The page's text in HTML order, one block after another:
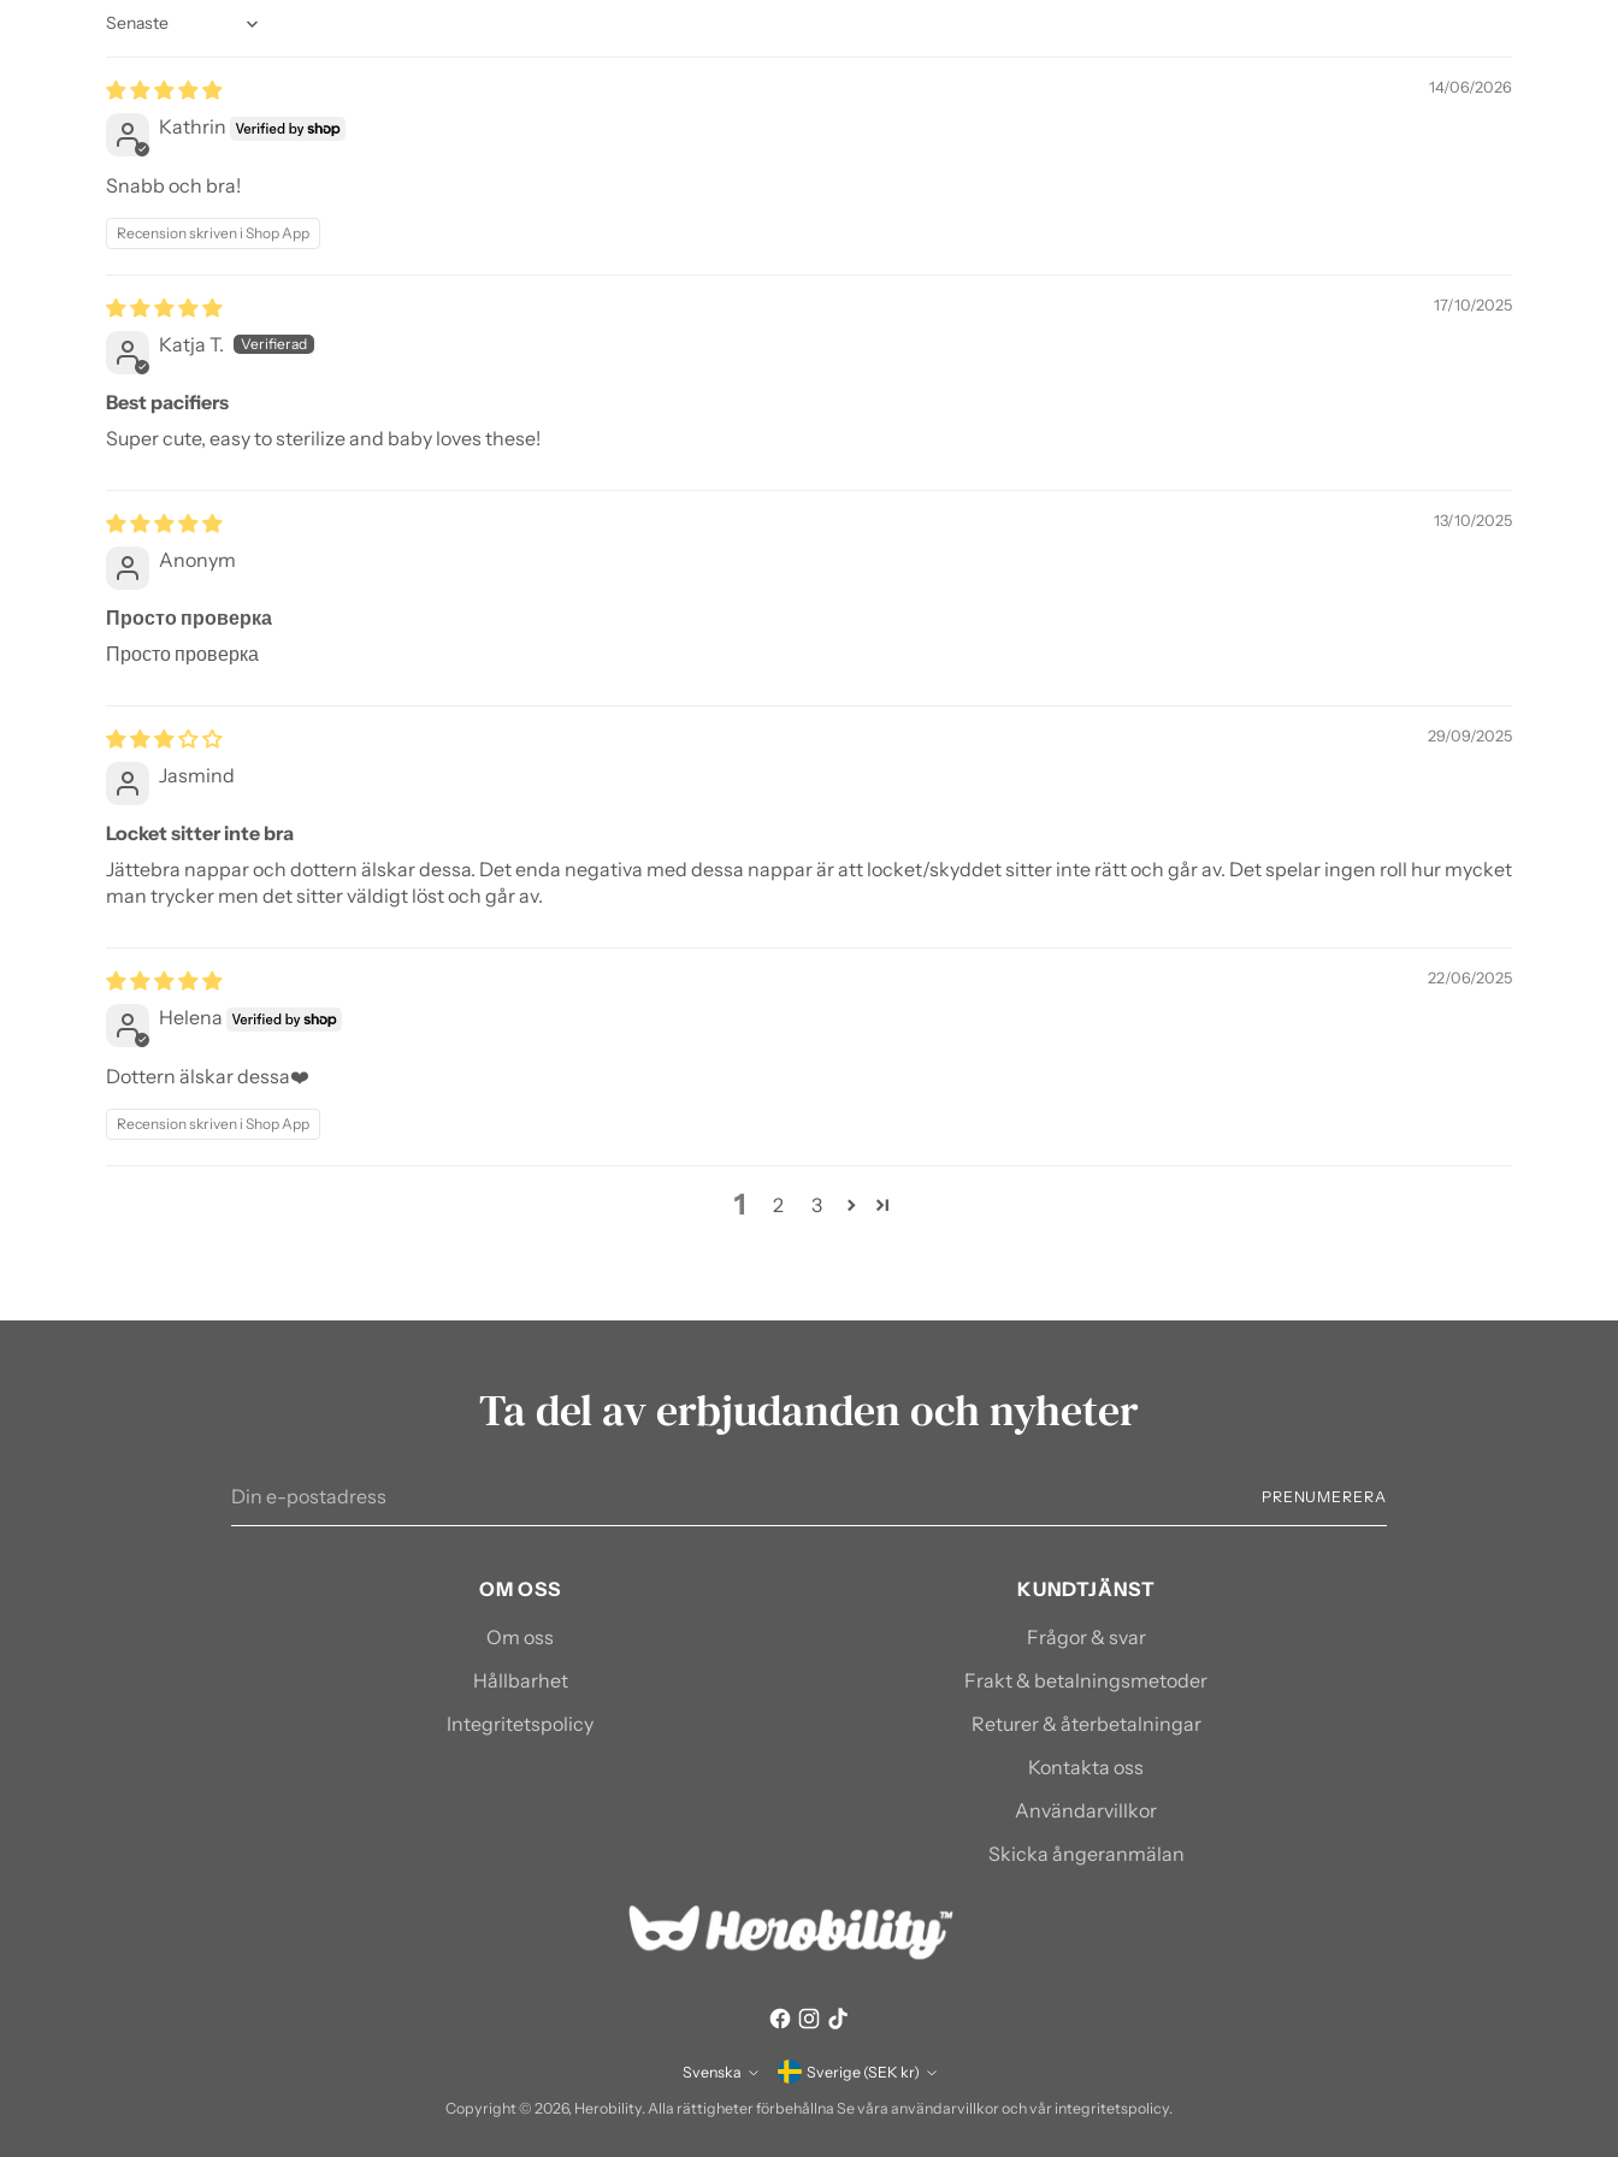
Sort by
14/06/2026
Kathrin
Snabb och bra!
Recension skriven i Shop App
17/10/2025
Katja T.
Best pacifiers
Super cute, easy to sterilize and baby loves these!
13/10/2025
Anonym
Просто проверка
Просто проверка
29/09/2025
Jasmind
Locket sitter inte bra
Jättebra nappar och dottern älskar dessa. Det enda negativa med dessa nappar är att locket/skyddet sitter inte rätt och går av. Det spelar ingen roll hur mycket
man trycker men det sitter väldigt löst och går av.
22/06/2025
Helena
Dottern älskar dessa❤️
Recension skriven i Shop App
1 2 3
Ta del av erbjudanden och nyheter
e-
PRENUMERERA
OM OSS
Om oss
Hållbarhet
Integritetspolicy
KUNDTJÄNST
Frågor & svar
Frakt & betalningsmetoder
Returer & återbetalningar
Kontakta oss
Användarvillkor
Skicka ångeranmälan
Språk
Svenska Valuta Sverige (SEK kr)
Copyright © 2026, Herobility. Alla rättigheter förbehållna Se våra användarvillkor och vår integritetspolicy.